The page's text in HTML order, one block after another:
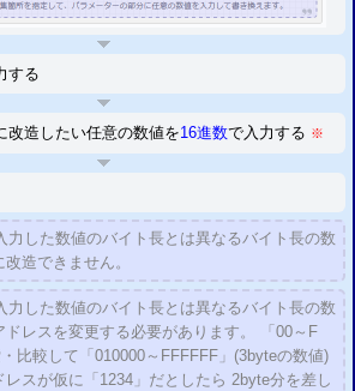
する
改造したい任意の数値を16進数で入力する ※
造できません。
スを変更する必要があります。 「00～F
比較して「010000～FFFFFF」(3byteの数値)
スが仮に「1234」だとしたら 2byte分を差し